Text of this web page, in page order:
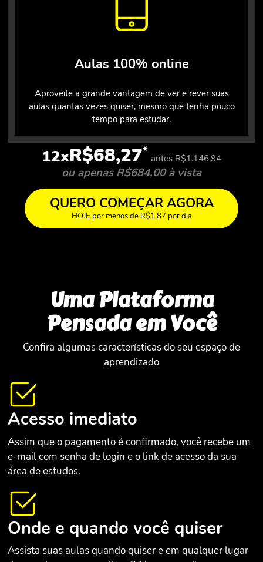
Aulas 100% online
Aproveite a grande vantagem de ver e rever suas
aulas quantas vezes quiser, mesmo que tenha pouco
tempo para estudar.
12xR$68,27* antes R$1.146,94
ou apenas R$684,00 à vista
QUERO COMEÇAR AGORA
HOJE por menos de R$1,87 por dia
Uma Plataforma
Pensada em Você
Confira algumas características do seu espaço de
aprendizado
Acesso imediato
Assim que o pagamento é confirmado, você recebe um
e-mail com senha de login e o link de acesso da sua
área de estudos.
Onde e quando você quiser
Assista suas aulas quando quiser e em qualquer lugar